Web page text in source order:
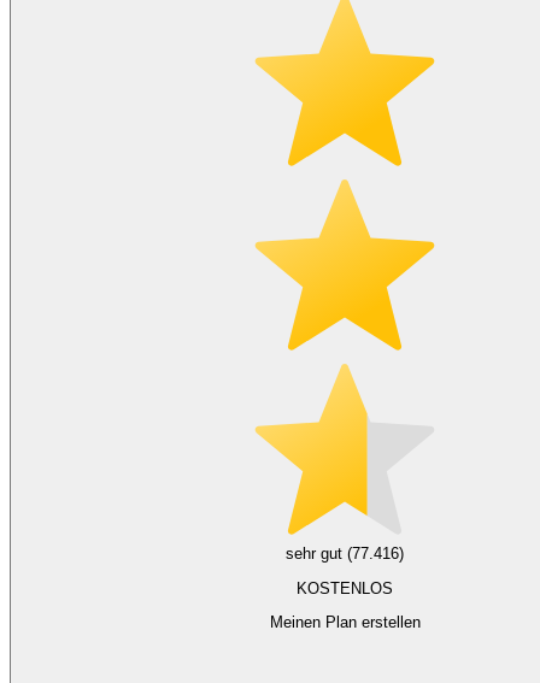
sehr gut (77.416)
KOSTENLOS
Meinen Plan erstellen